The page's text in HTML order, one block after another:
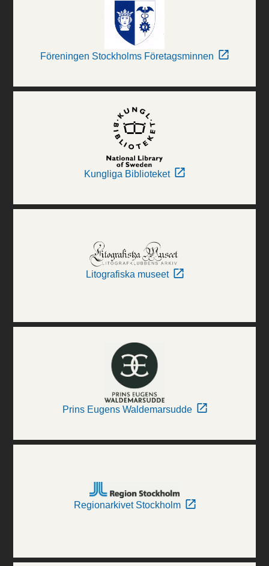
Föreningen Stockholms Företagsminnen
Kungliga Biblioteket
Litografiska museet
Prins Eugens Waldemarsudde
Regionarkivet Stockholm